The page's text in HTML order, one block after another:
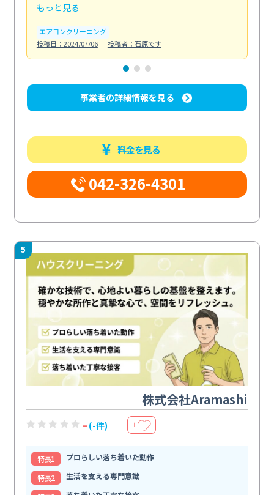
もっと見る
エアコンクリーニング
投稿日：2024/07/06
投稿者：石原です
事業者の詳細情報を見る
料金を見る
042-326-4301
5
株式会社Aramashi
- (-件) ＋
特⻑1
プロらしい落ち着いた動作
特⻑2
生活を支える専門意識